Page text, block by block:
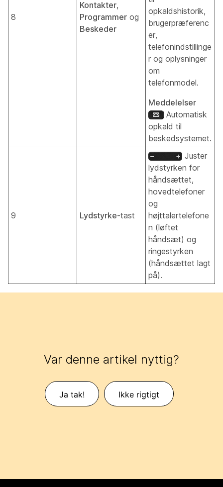
8
Kontakter,
Programmer og
Beskeder
opkaldshistorik,
brugerpræferenc
er,
telefonindstillinge
r og oplysninger
om
telefonmodel.
Meddelelser
Automatisk
opkald til
beskedsystemet.
9 Lydstyrke-tast
Juster
lydstyrken for
håndsættet,
hovedtelefoner
og
højttalertelefone
n (løftet
håndsæt) og
ringestyrken
(håndsættet lagt
på).
Var denne artikel nyttig?
Ja tak! Ikke rigtigt